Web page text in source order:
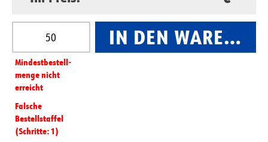
2,98 €
Produkt Anzahl: Gib den gewünschten Wert ein
Mindest­­bestell­­
menge nicht
erreicht
Falsche
Bestellstaffel
(Schritte: 1)
IN DEN